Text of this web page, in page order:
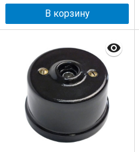
В корзину